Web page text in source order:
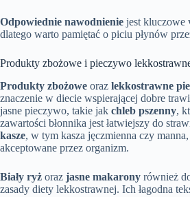
Odpowiednie nawodnienie jest kluczowe
dlatego warto pamiętać o piciu płynów
Produkty zbożowe i pieczywo
Produkty zbożowe oraz lekkostrawne
znaczenie w diecie wspierającej dobre
jasne pieczywo, takie jak chleb pszenny,
zawartości błonnika jest łatwiejszy do
kasze, w tym kasza jęczmienna czy
akceptowane przez organizm.
Biały ryż oraz jasne makarony również
zasady diety lekkostrawnej. Ich łagodna